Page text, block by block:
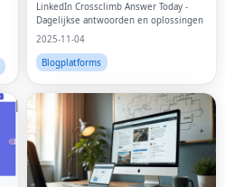
LinkedIn Crossclimb Answer Today -
Dagelijkse antwoorden en oplossingen
2025-11-04
Blogplatforms